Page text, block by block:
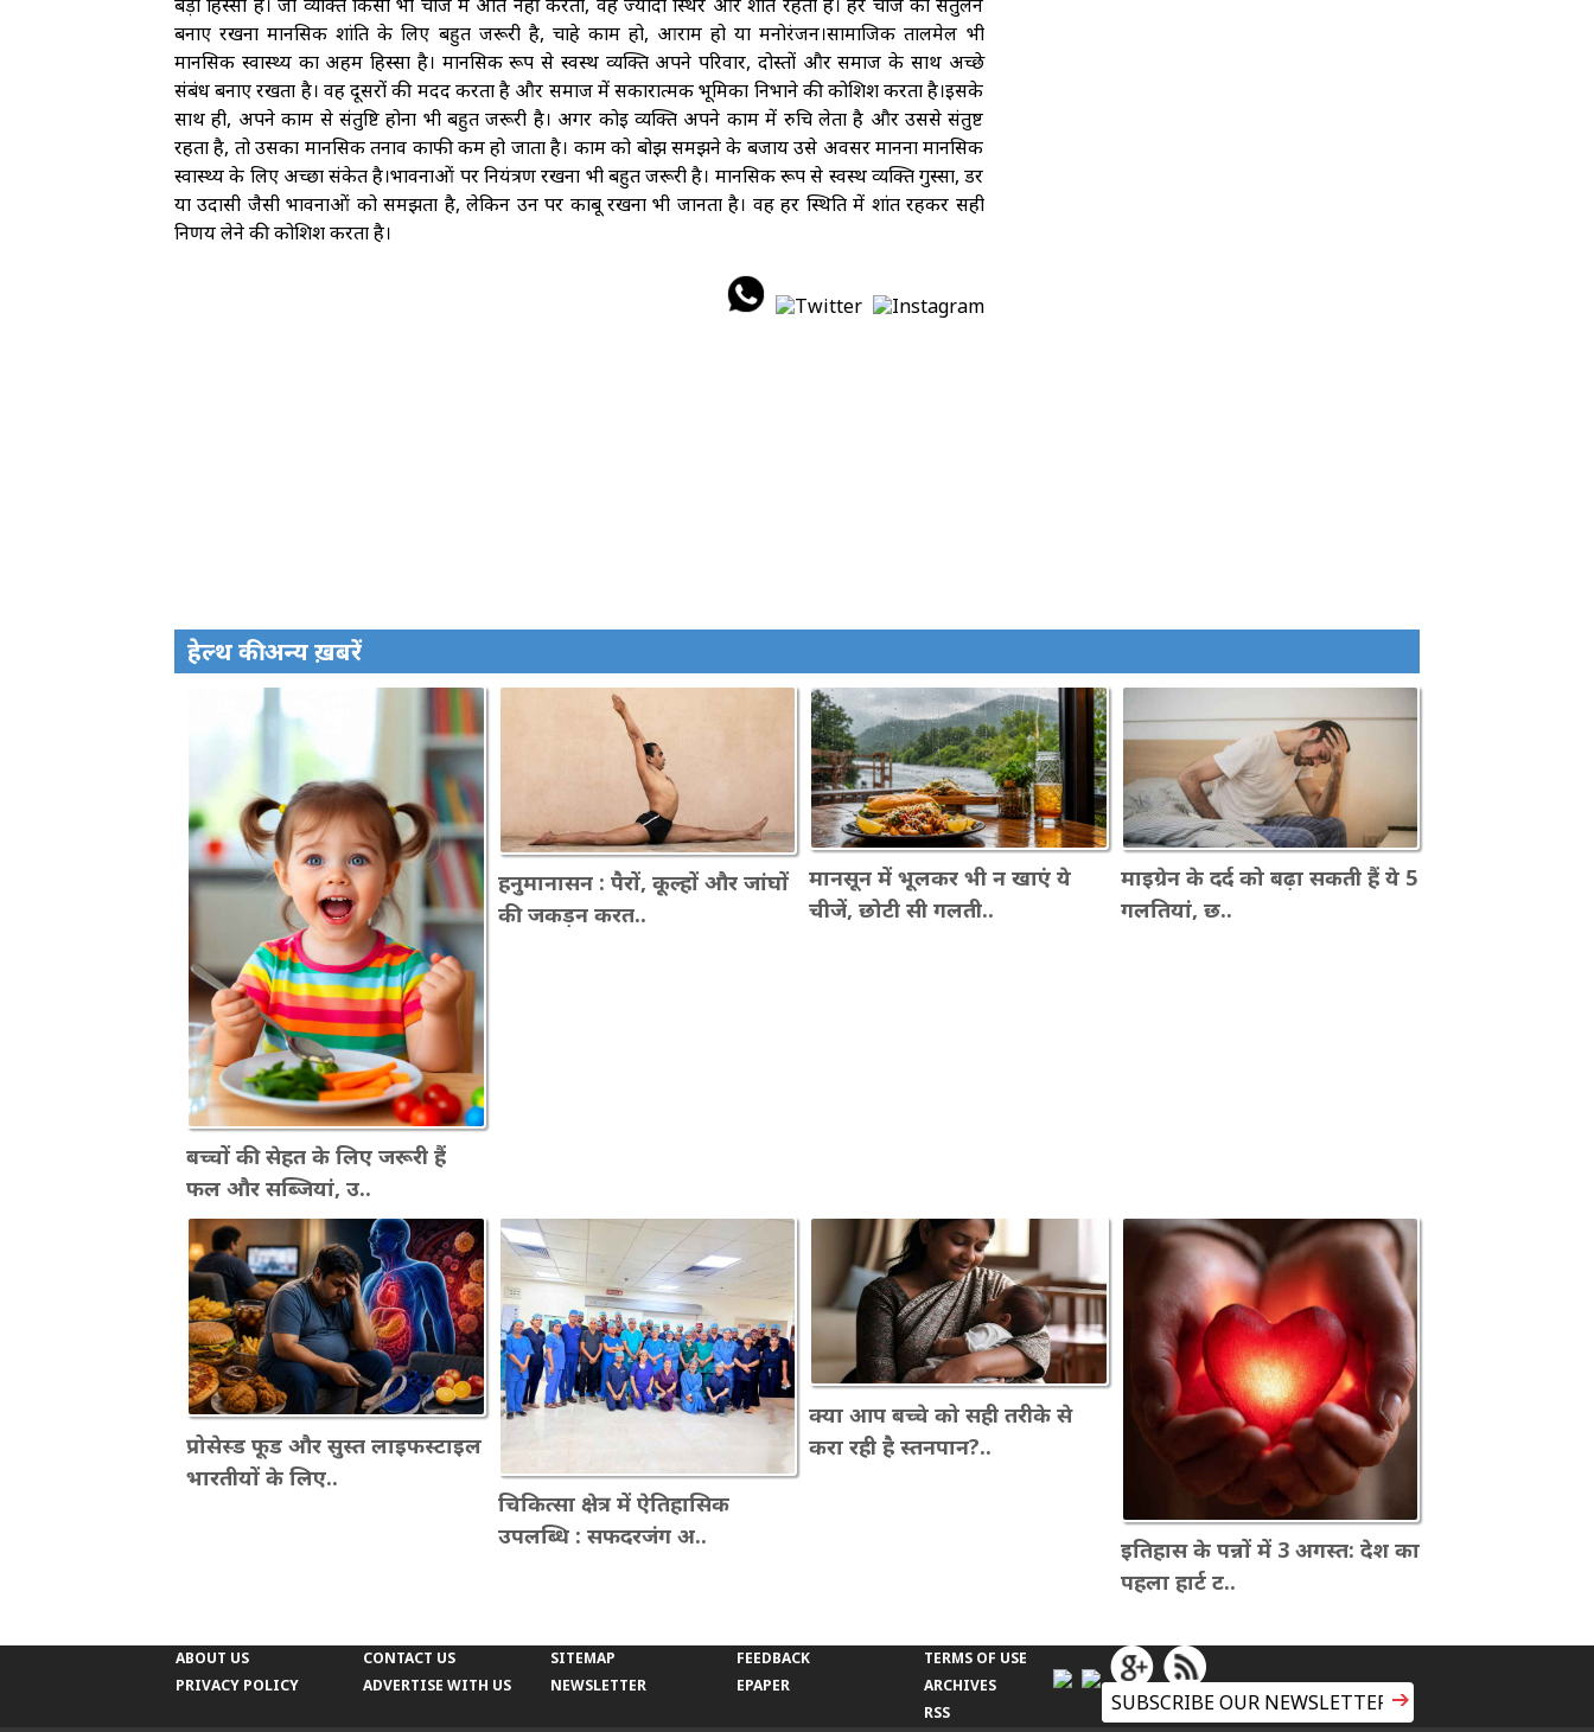
बनाए रखना मानसिक शांति के लिए बहुत जरूरी है, चाहे काम हो, आराम हो या मनोरंजन।सामाजिक तालमेल भी
मानसिक स्वास्थ्य का अहम हिस्सा है। मानसिक रूप से स्वस्थ व्यक्ति अपने परिवार, दोस्तों और समाज के साथ अच्छे
संबंध बनाए रखता है। वह दूसरों की मदद करता है और समाज में सकारात्मक भूमिका निभाने की कोशिश करता है।इसके
साथ ही, अपने काम से संतुष्टि होना भी बहुत जरूरी है। अगर कोई व्यक्ति अपने काम में रुचि लेता है और उससे संतुष्ट
रहता है, तो उसका मानसिक तनाव काफी कम हो जाता है। काम को बोझ समझने के बजाय उसे अवसर मानना मानसिक
स्वास्थ्य के लिए अच्छा संकेत है।भावनाओं पर नियंत्रण रखना भी बहुत जरूरी है। मानसिक रूप से स्वस्थ व्यक्ति गुस्सा, डर
या उदासी जैसी भावनाओं को समझता है, लेकिन उन पर काबू रखना भी जानता है। वह हर स्थिति में शांत रहकर सही
निर्णय लेने की कोशिश करता है।
हेल्थ की अन्य ख़बरें
बच्चों की सेहत के लिए जरूरी हैं
फल और सब्जियां, उ..
हनुमानासन : पैरों, कूल्हों और जांघों
की जकड़न करत..
मानसून में भूलकर भी न खाएं ये
चीजें, छोटी सी गलती..
माइग्रेन के दर्द को बढ़ा सकती हैं ये 5
गलतियां, छ..
प्रोसेस्ड फूड और सुस्त लाइफस्टाइल
भारतीयों के लिए..
चिकित्सा क्षेत्र में ऐतिहासिक
उपलब्धि : सफदरजंग अ..
क्या आप बच्चे को सही तरीके से
करा रही है स्तनपान?..
इतिहास के पन्नों में 3 अगस्त: देश का
पहला हार्ट ट..
ABOUT US
PRIVACY POLICY
CONTACT US
ADVERTISE WITH US
SITEMAP
NEWSLETTER
FEEDBACK
EPAPER
TERMS OF USE
ARCHIVES
RSS